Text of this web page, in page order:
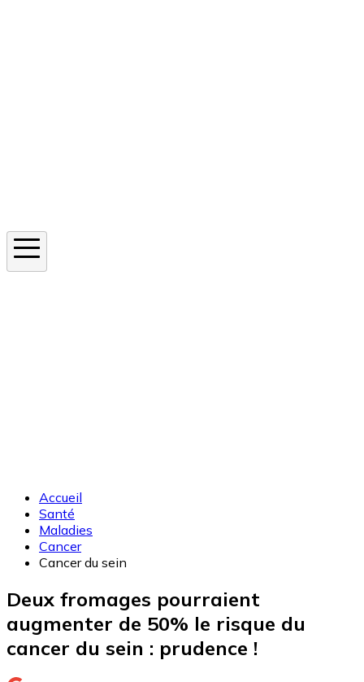
Accueil
Santé
Maladies
Cancer
Cancer du sein
Deux fromages pourraient
augmenter de 50% le risque du
cancer du sein : prudence !